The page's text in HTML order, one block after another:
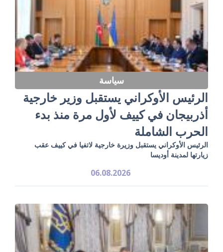
سياسة
الرئيس الأوكراني يستقبل وزير خارجية
أذربيجان في كييف لأول مرة منذ بدء
الحرب الشاملة
الرئيس الأوكراني يستقبل وزيرة خارجية لاتفيا في كييف عقب
زيارتها لمدينة أوديسا
06.08.2026